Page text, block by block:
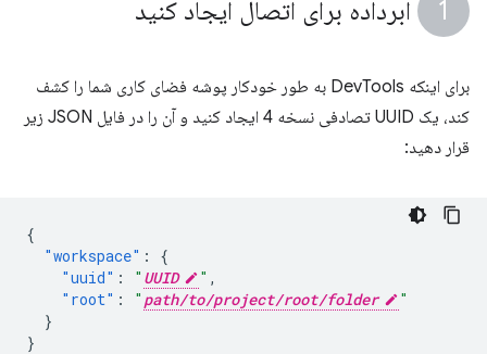
ابرداده برای اتصال ایجاد کنید
برای اینکه DevTools به طور خودکار پوشه فضای کاری شما را کشف
کند، یک UUID تصادفی نسخه 4 ایجاد کنید و آن را در فایل JSON زیر
قرار دهید:
{
"workspace" :
{
"uuid" : " UUID " ,
"root" : " path/to/project/root/folder
"
}
}